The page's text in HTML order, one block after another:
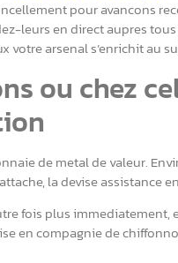
pour avancons
leurs en direct aupres
votre arsenal s’enrichit au
ou chez
de metal de valeur.
la devise assistance
fois plus
en compagnie de